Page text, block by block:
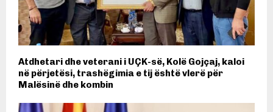
Atdhetari dhe veterani i UÇK-së, Kolë Gojçaj, kaloi
në përjetësi, trashëgimia e tij është vlerë për
Malësinë dhe kombin